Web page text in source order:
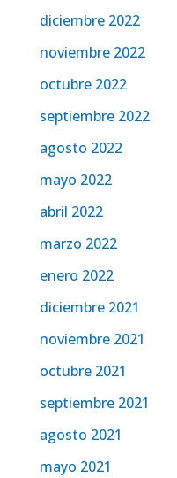
diciembre 2022
noviembre 2022
octubre 2022
septiembre 2022
agosto 2022
mayo 2022
abril 2022
marzo 2022
enero 2022
diciembre 2021
noviembre 2021
octubre 2021
septiembre 2021
agosto 2021
mayo 2021